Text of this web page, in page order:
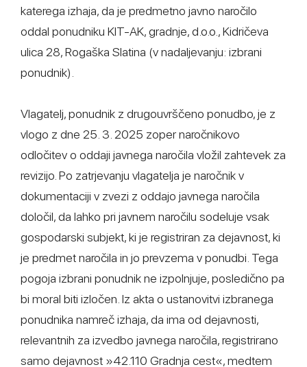
katerega izhaja, da je predmetno javno naročilo
oddal ponudniku KIT-AK, gradnje, d.o.o., Kidričeva
ulica 28, Rogaška Slatina (v nadaljevanju: izbrani
ponudnik).
Vlagatelj, ponudnik z drugouvrščeno ponudbo, je z
vlogo z dne 25. 3. 2025 zoper naročnikovo
odločitev o oddaji javnega naročila vložil zahtevek za
revizijo. Po zatrjevanju vlagatelja je naročnik v
dokumentaciji v zvezi z oddajo javnega naročila
določil, da lahko pri javnem naročilu sodeluje vsak
gospodarski subjekt, ki je registriran za dejavnost, ki
je predmet naročila in jo prevzema v ponudbi. Tega
pogoja izbrani ponudnik ne izpolnjuje, posledično pa
bi moral biti izločen. Iz akta o ustanovitvi izbranega
ponudnika namreč izhaja, da ima od dejavnosti,
relevantnih za izvedbo javnega naročila, registrirano
samo dejavnost »42.110 Gradnja cest«, medtem